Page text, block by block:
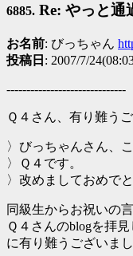
6885. Re: やっと通
お名前: びっちゃん
投稿日 : 2007/7/
------------------------------
Ｑ４さん、有り難う
〉びっちゃんさん、
〉Ｑ４です。
〉改めましておめで
同級生からお祝いの
Ｑ４さんのblogを拝
に有り難うございま